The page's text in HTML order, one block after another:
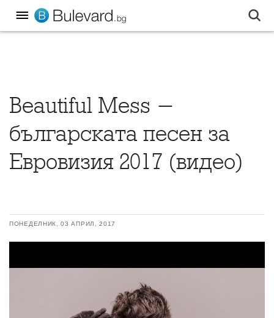
Beautiful Mess -
българската песен за
Евровизия 2017 (видео)
ПОНЕДЕЛНИК, 03 АПРИЛ, 2017